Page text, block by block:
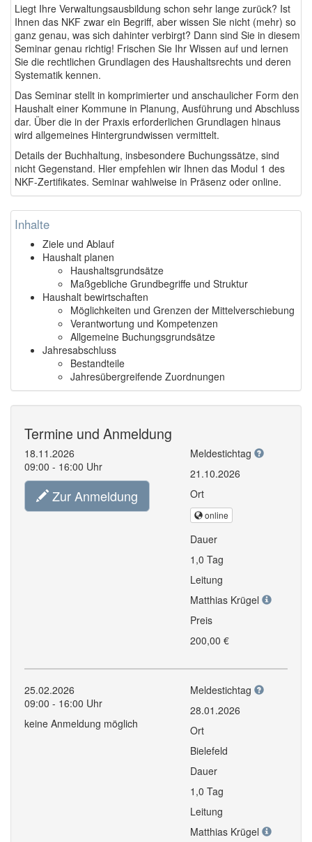
Liegt Ihre Verwaltungsausbildung schon sehr lange zurück? Ist
Ihnen das NKF zwar ein Begriff, aber wissen Sie nicht (mehr) so
ganz genau, was sich dahinter verbirgt? Dann sind Sie in diesem
Seminar genau richtig! Frischen Sie Ihr Wissen auf und lernen
Sie die rechtlichen Grundlagen des Haushaltsrechts und deren
Systematik kennen.
Das Seminar stellt in komprimierter und anschaulicher Form den
Haushalt einer Kommune in Planung, Ausführung und Abschluss
dar. Über die in der Praxis erforderlichen Grundlagen hinaus
wird allgemeines Hintergrundwissen vermittelt.
Details der Buchhaltung, insbesondere Buchungssätze, sind
nicht Gegenstand. Hier empfehlen wir Ihnen das Modul 1 des
NKF-Zertifikates. Seminar wahlweise in Präsenz oder online.
Inhalte
Ziele und Ablauf
Haushalt planen
Haushaltsgrundsätze
Maßgebliche Grundbegriffe und Struktur
Haushalt bewirtschaften
Möglichkeiten und Grenzen der Mittelverschiebung
Verantwortung und Kompetenzen
Allgemeine Buchungsgrundsätze
Jahresabschluss
Bestandteile
Jahresübergreifende Zuordnungen
Termine und Anmeldung
18.11.2026
09:00 - 16:00 Uhr
Zur Anmeldung
Meldestichtag
21.10.2026
Ort
online
Dauer
1,0 Tag
Leitung
Matthias Krügel
Preis
200,00 €
25.02.2026
09:00 - 16:00 Uhr
keine Anmeldung möglich
Meldestichtag
28.01.2026
Ort
Bielefeld
Dauer
1,0 Tag
Leitung
Matthias Krügel